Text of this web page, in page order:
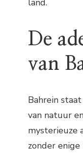
land.
De
van
Bahrein
van natuur
mysterieuze
zonder